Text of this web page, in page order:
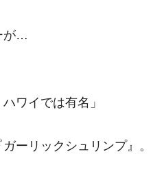
が…
ワイでは有名」
ーリックシュリンプ』。